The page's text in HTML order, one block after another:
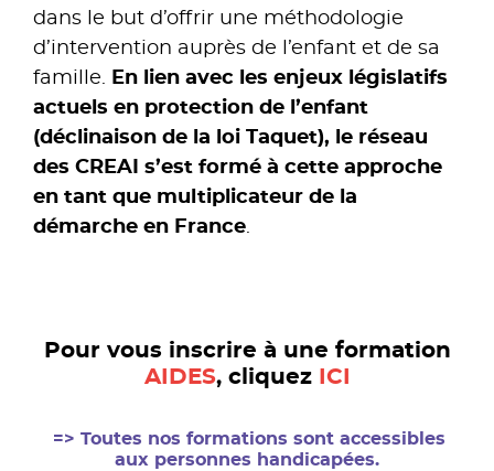
dans le but d’offrir une méthodologie
d’intervention auprès de l’enfant et de sa
famille. En lien avec les enjeux législatifs
actuels en protection de l’enfant
(déclinaison de la loi Taquet), le réseau
des CREAI s’est formé à cette approche
en tant que multiplicateur de la
démarche en France.
Pour vous inscrire à une formation
AIDES, cliquez ICI
=> Toutes nos formations sont accessibles
aux personnes handicapées.